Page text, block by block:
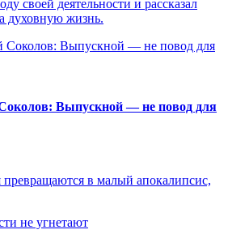
своей деятельности и рассказал
духовную жизнь.
Выпускной — не повод для
в малый апокалипсис,